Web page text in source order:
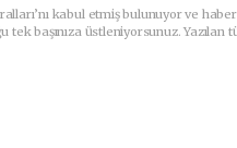
kabul etmiş bulunuyor ve
tek başınıza üstleniyorsunuz.